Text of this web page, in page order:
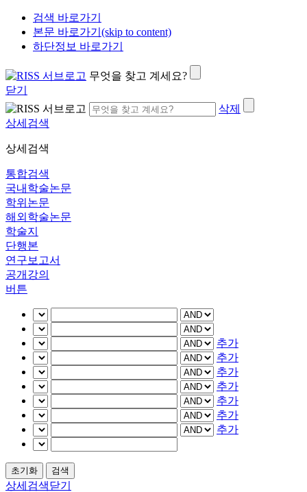
검색 바로가기
본문 바로가기(skip to content)
하단정보 바로가기
무엇을 찾고 계세요?
닫기
삭제
상세검색
상세검색
통합검색
국내학술논문
학위논문
해외학술논문
학술지
단행본
연구보고서
공개강의
버튼
추가
추가
추가
추가
추가
추가
추가
상세검색닫기